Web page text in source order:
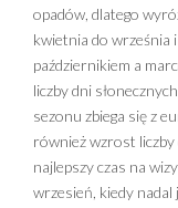
kulturowej
Indonezję –
opadów, dlatego
kwietnia do września
październikiem a
liczby dni
sezonu zbiega się z
również wzrost liczby
najlepszy czas na
wrzesień, kiedy nadal